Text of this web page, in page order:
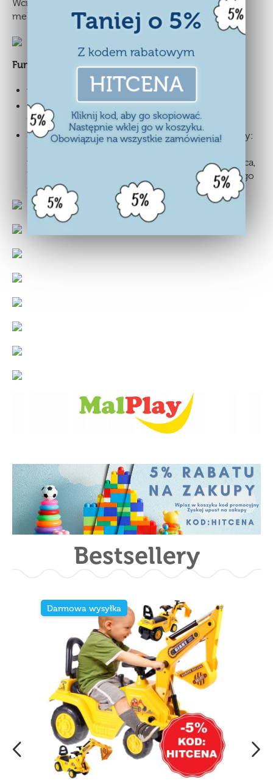
Taniej o 5%
Z kodem rabatowym
HITCENA
Kliknij kod, aby go skopiować.
Następnie wklej go w koszyku.
Obowiązuje na wszystkie zamówienia!
Wciskając dolny klawisz uruchamiamy jedną z 8
melodyjek.
Funkcje:
włącznik z boku zabawki
pomarańczowe światełko na dolnym klawiszu
podczas zabawy
dźwięki dzwoniącego telefonu, melodyjki, odgłosy:
ptaszka, kaczuszki, małpki, konsoli, przychodzącej
wiadomości, filmu, świątecznej piosenki, bicia serca,
budzika, liczenia, dzwoniącego telefonu, robionego
zdjęcia.
Bestsellery
Darmowa wysyłka